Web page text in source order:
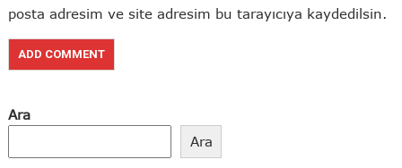
posta adresim ve site adresim bu tarayıcıya kaydedilsin.
Ara
Ara